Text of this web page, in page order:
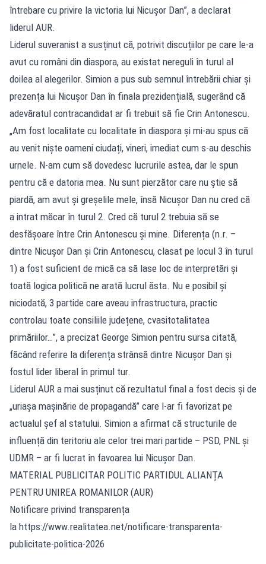
întrebare cu privire la victoria lui Nicușor Dan”, a declarat
liderul AUR.
Liderul suveranist a susținut că, potrivit discuțiilor pe care le-a
avut cu români din diaspora, au existat nereguli în turul al
doilea al alegerilor. Simion a pus sub semnul întrebării chiar și
prezența lui Nicușor Dan în finala prezidențială, sugerând că
adevăratul contracandidat ar fi trebuit să fie Crin Antonescu.
„Am fost localitate cu localitate în diaspora și mi-au spus că
au venit niște oameni ciudați, vineri, imediat cum s-au deschis
urnele. N-am cum să dovedesc lucrurile astea, dar le spun
pentru că e datoria mea. Nu sunt pierzător care nu știe să
piardă, am avut și greșelile mele, însă Nicușor Dan nu cred că
a intrat măcar în turul 2. Cred că turul 2 trebuia să se
desfășoare între Crin Antonescu și mine. Diferența (n.r. –
dintre Nicușor Dan și Crin Antonescu, clasat pe locul 3 în turul
1) a fost suficient de mică ca să lase loc de interpretări și
toată logica politică ne arată lucrul ăsta. Nu e posibil și
niciodată, 3 partide care aveau infrastructura, practic
controlau toate consiliile județene, cvasitotalitatea
primăriilor…”, a precizat George Simion pentru sursa citată,
făcând referire la diferența strânsă dintre Nicușor Dan și
fostul lider liberal în primul tur.
Liderul AUR a mai susținut că rezultatul final a fost decis și de
„uriașa mașinărie de propagandă” care l-ar fi favorizat pe
actualul șef al statului. Simion a afirmat că structurile de
influență din teritoriu ale celor trei mari partide – PSD, PNL și
UDMR – ar fi lucrat în favoarea lui Nicușor Dan.
MATERIAL PUBLICITAR POLITIC PARTIDUL ALIANȚA
PENTRU UNIREA ROMANILOR (AUR)
Notificare privind transparența
la https://www.realitatea.net/notificare-transparenta-
publicitate-politica-2026